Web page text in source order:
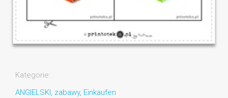
Kategorie:
ANGIELSKI , zabawy, Einkaufen